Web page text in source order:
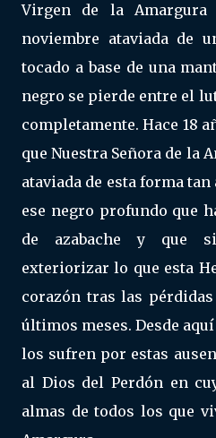
Virgen de la
noviembre ataviada de
tocado a base de una
negro se pierde entre el
completamente. Hace 18
que Nuestra Señora de la
ataviada de esta forma
ese negro profundo que
de azabache y que
exteriorizar lo que esta
corazón tras las
últimos meses. Desde
los sufren por estas
al Dios del Perdón en
almas de todos los que